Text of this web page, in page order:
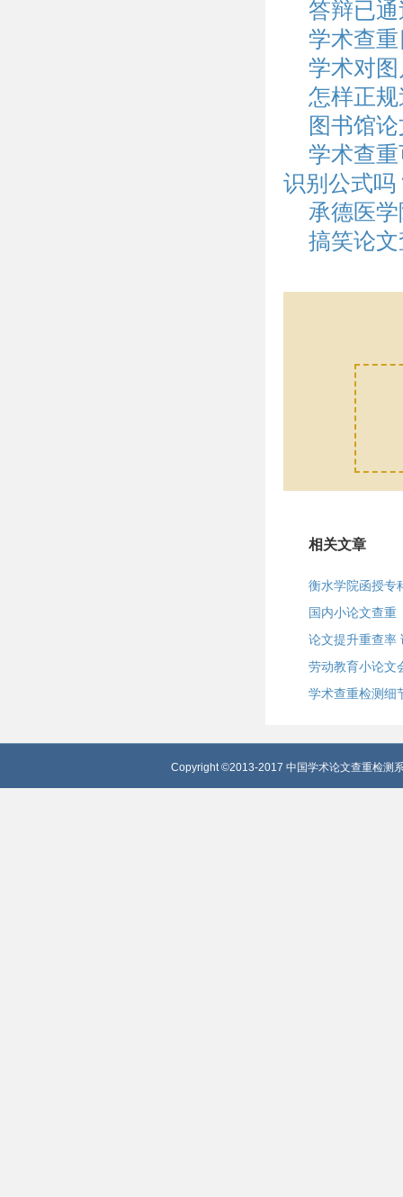
答辩已
学术查
学术对
怎样正
图书馆
学术查
识别公式吗
承德医
搞笑论
相关文章
衡水学院函授专
国内小论文查重
论文提升重查率
劳动教育小论文
学术查重检测细
Copyright ©2013-2017 中国学术论文查重检